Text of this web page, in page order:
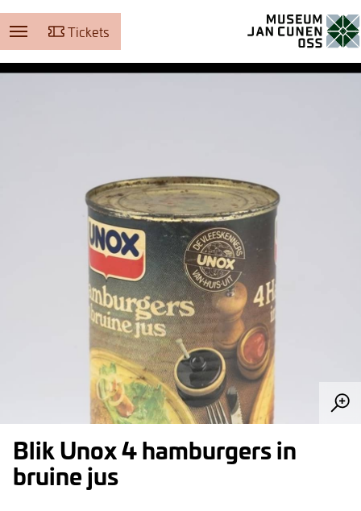
Tickets
Blik Unox 4 hamburgers in
bruine jus